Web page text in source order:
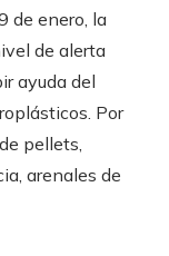
de enero, la
de alerta
ayuda del
Por
pellets,
arenales de